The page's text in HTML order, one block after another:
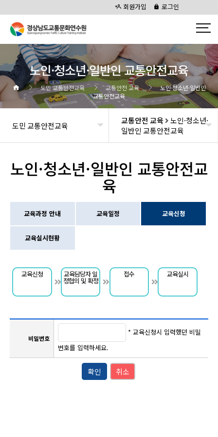
회원가입 로그인
노인·청소년·일반인 교통안전교육
도민 교통안전교육 교통안전 교육
노인·청소년·일반인
교통안전교육
도민 교통안전교육 교통안전 교육
노인·청소년·
일반인 교통안전교육
노인·청소년·일반인 교통안전교
육
교육과정 안내 교육일정 교육신청
교육실시현황
교육신청 교육담당자 일
정협의 및 확정
접수 교육실시
비밀번호
* 교육신청시 입력했던 비밀
번호를 입력하세요.
확인 취소